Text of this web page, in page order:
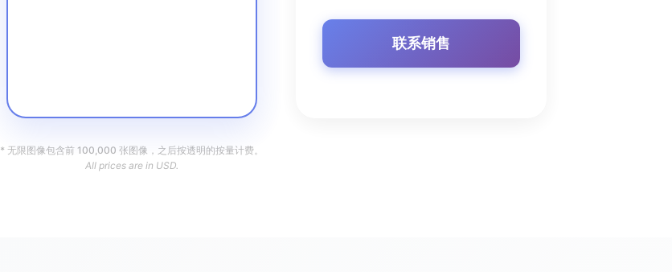
联系销售
* 无限图像包含前 100,000 张图像，之后按透明的按量计费。
All prices are in USD.